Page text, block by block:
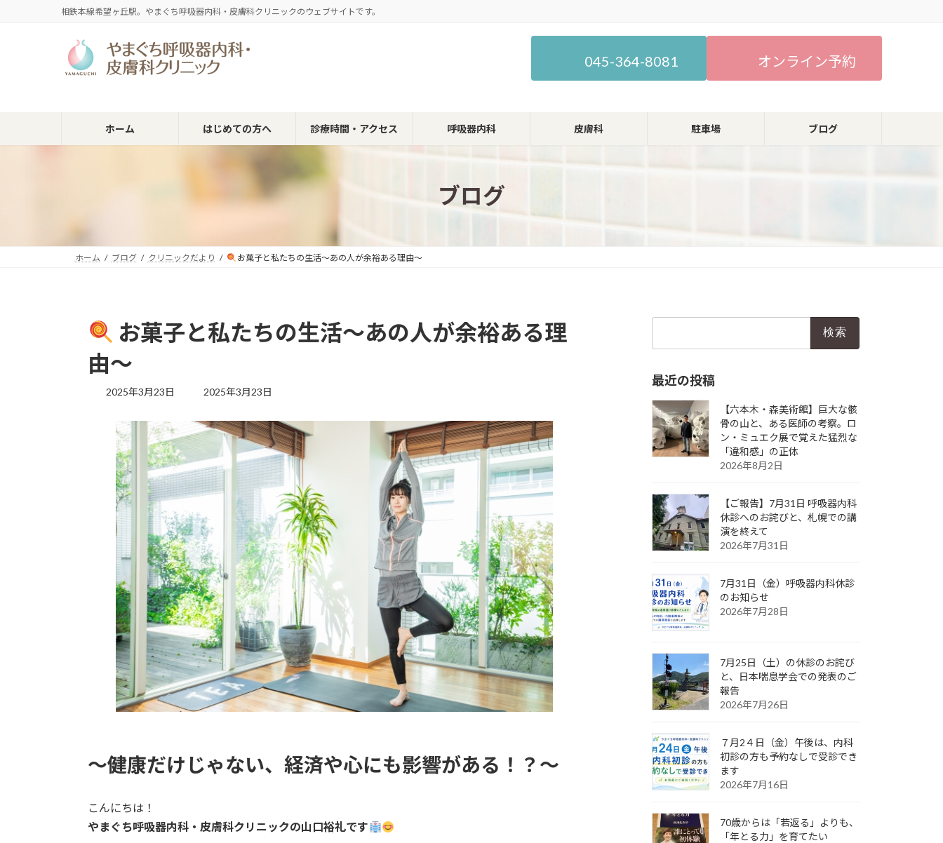
ッ
移
相鉄本線希望ヶ丘駅。やまぐち呼吸器内科・皮膚科クリニックのウェブサイトです。
045-364-8081 オンライン予約
ホーム はじめての方へ 診療時間・アクセス 呼吸器内科 皮膚科 駐車場 ブログ
ブログ
ホーム ブログ クリニックだより お菓子と私たちの生活～あの人が余裕ある理由～
お菓子と私たちの生活～あの人が余裕ある理
由～
2025年3月23日
最
更
新
時
:
2025年3月23日
～健康だけじゃない、経済や心にも影響がある！？～
こんにちは！
やまぐち呼吸器内科・皮膚科クリニックの山口裕礼です
最近の投稿
【六本木・森美術館】巨大な骸
骨の山と、ある医師の考察。ロ
ン・ミュエク展で覚えた猛烈な
「違和感」の正体
2026年8月2日
【ご報告】7月31日 呼吸器内科
休診へのお詫びと、札幌での講
演を終えて
2026年7月31日
7月31日（金）呼吸器内科休診
のお知らせ
2026年7月28日
7月25日（土）の休診のお詫び
と、日本喘息学会での発表のご
報告
2026年7月26日
７月2４日（金）午後は、内科
初診の方も予約なしで受診でき
ます
2026年7月16日
70歳からは「若返る」よりも、
「年とる力」を育てたい